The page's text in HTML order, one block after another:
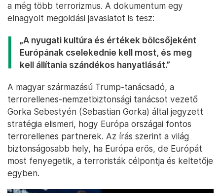
a még több terrorizmus. A dokumentum egy
elnagyolt megoldási javaslatot is tesz:
„A nyugati kultúra és értékek bölcsőjeként
Európának cselekednie kell most, és meg
kell állítania szándékos hanyatlását.”
A magyar származású Trump-tanácsadó, a
terrorellenes-nemzetbiztonsági tanácsot vezető
Gorka Sebestyén (Sebastian Gorka) által jegyzett
stratégia elismeri, hogy Európa országai fontos
terrorellenes partnerek. Az írás szerint a világ
biztonságosabb hely, ha Európa erős, de Európát
most fenyegetik, a terroristák célpontja és keltetője
egyben.